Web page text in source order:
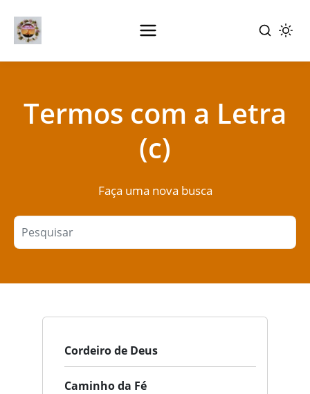
conteúdo
Termos com a Letra
(c)
Faça uma nova busca
Cordeiro de Deus
Caminho da Fé